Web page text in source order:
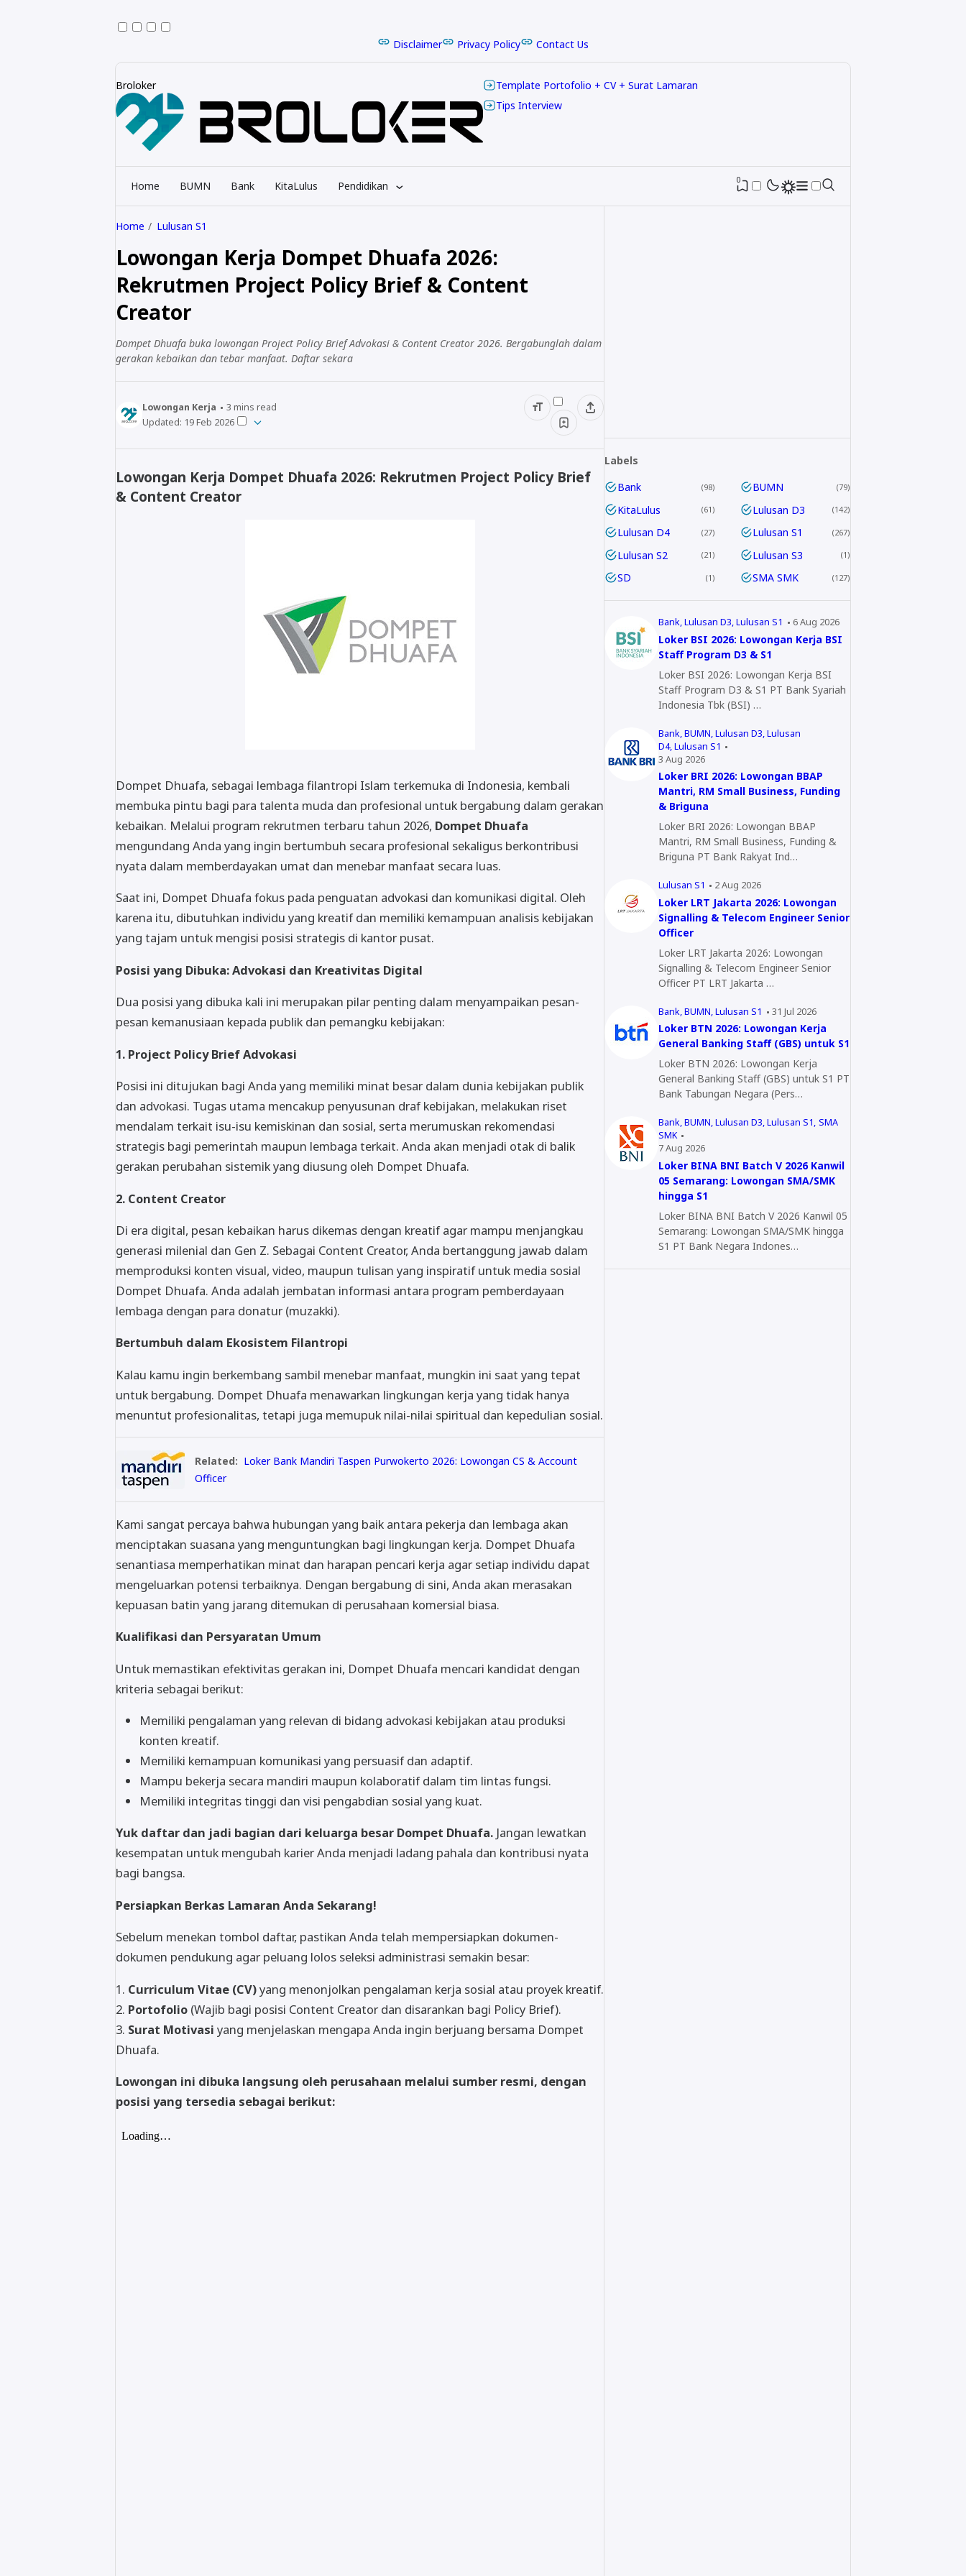
Disclaimer Privacy Policy Contact Us
Broloker
Template Portofolio + CV + Surat Lamaran
Tips Interview
Home BUMN Bank KitaLulus Pendidikan 0
Home Lulusan S1
Lowongan Kerja Dompet Dhuafa 2026:
Rekrutmen Project Policy Brief & Content
Creator
Dompet Dhuafa buka lowongan Project Policy Brief Advokasi & Content Creator 2026. Bergabunglah dalam
gerakan kebaikan dan tebar manfaat. Daftar sekara
Lowongan Kerja 3 mins read
Updated: 19 Feb 2026
Lowongan Kerja Dompet Dhuafa 2026: Rekrutmen Project Policy Brief
& Content Creator
Dompet Dhuafa, sebagai lembaga filantropi Islam terkemuka di Indonesia, kembali
membuka pintu bagi para talenta muda dan profesional untuk bergabung dalam gerakan
kebaikan. Melalui program rekrutmen terbaru tahun 2026, Dompet Dhuafa
mengundang Anda yang ingin bertumbuh secara profesional sekaligus berkontribusi
nyata dalam memberdayakan umat dan menebar manfaat secara luas.
Saat ini, Dompet Dhuafa fokus pada penguatan advokasi dan komunikasi digital. Oleh
karena itu, dibutuhkan individu yang kreatif dan memiliki kemampuan analisis kebijakan
yang tajam untuk mengisi posisi strategis di kantor pusat.
Posisi yang Dibuka: Advokasi dan Kreativitas Digital
Dua posisi yang dibuka kali ini merupakan pilar penting dalam menyampaikan pesan-
pesan kemanusiaan kepada publik dan pemangku kebijakan:
1. Project Policy Brief Advokasi
Posisi ini ditujukan bagi Anda yang memiliki minat besar dalam dunia kebijakan publik
dan advokasi. Tugas utama mencakup penyusunan draf kebijakan, melakukan riset
mendalam terkait isu-isu kemiskinan dan sosial, serta merumuskan rekomendasi
strategis bagi pemerintah maupun lembaga terkait. Anda akan menjadi otak di balik
gerakan perubahan sistemik yang diusung oleh Dompet Dhuafa.
2. Content Creator
Di era digital, pesan kebaikan harus dikemas dengan kreatif agar mampu menjangkau
generasi milenial dan Gen Z. Sebagai Content Creator, Anda bertanggung jawab dalam
memproduksi konten visual, video, maupun tulisan yang inspiratif untuk media sosial
Dompet Dhuafa. Anda adalah jembatan informasi antara program pemberdayaan
lembaga dengan para donatur (muzakki).
Bertumbuh dalam Ekosistem Filantropi
Kalau kamu ingin berkembang sambil menebar manfaat, mungkin ini saat yang tepat
untuk bergabung. Dompet Dhuafa menawarkan lingkungan kerja yang tidak hanya
menuntut profesionalitas, tetapi juga memupuk nilai-nilai spiritual dan kepedulian sosial.
Related: Loker Bank Mandiri Taspen Purwokerto 2026: Lowongan CS & Account
Officer
Kami sangat percaya bahwa hubungan yang baik antara pekerja dan lembaga akan
menciptakan suasana yang menguntungkan bagi lingkungan kerja. Dompet Dhuafa
senantiasa memperhatikan minat dan harapan pencari kerja agar setiap individu dapat
mengeluarkan potensi terbaiknya. Dengan bergabung di sini, Anda akan merasakan
kepuasan batin yang jarang ditemukan di perusahaan komersial biasa.
Kualifikasi dan Persyaratan Umum
Untuk memastikan efektivitas gerakan ini, Dompet Dhuafa mencari kandidat dengan
kriteria sebagai berikut:
Memiliki pengalaman yang relevan di bidang advokasi kebijakan atau produksi
konten kreatif.
Memiliki kemampuan komunikasi yang persuasif dan adaptif.
Mampu bekerja secara mandiri maupun kolaboratif dalam tim lintas fungsi.
Memiliki integritas tinggi dan visi pengabdian sosial yang kuat.
Yuk daftar dan jadi bagian dari keluarga besar Dompet Dhuafa. Jangan lewatkan
kesempatan untuk mengubah karier Anda menjadi ladang pahala dan kontribusi nyata
bagi bangsa.
Persiapkan Berkas Lamaran Anda Sekarang!
Sebelum menekan tombol daftar, pastikan Anda telah mempersiapkan dokumen-
dokumen pendukung agar peluang lolos seleksi administrasi semakin besar:
1. Curriculum Vitae (CV)yang menonjolkan pengalaman kerja sosial atau proyek kreatif.
2. Portofolio (Wajib bagi posisi Content Creator dan disarankan bagi Policy Brief).
3. Surat Motivasi yang menjelaskan mengapa Anda ingin berjuang bersama Dompet
Dhuafa.
Lowongan ini dibuka langsung oleh perusahaan melalui sumber resmi, dengan
posisi yang tersedia sebagai berikut:
Labels
Bank
98 BUMN 79
KitaLulus 61 Lulusan D3 142
Lulusan D4 27 Lulusan S1 267
Lulusan S2 21 Lulusan S3 1
SD 1 SMA SMK 127
Bank Lulusan D3 Lulusan S1 6 Aug 2026
Loker BSI 2026: Lowongan Kerja BSI
Staff Program D3 & S1
Loker BSI 2026: Lowongan Kerja BSI
Staff Program D3 & S1 PT Bank Syariah
Indonesia Tbk (BSI) …
Bank BUMN Lulusan D3 Lulusan
D4 Lulusan S1
3 Aug 2026
Loker BRI 2026: Lowongan BBAP
Mantri, RM Small Business, Funding
& Briguna
Loker BRI 2026: Lowongan BBAP
Mantri, RM Small Business, Funding &
Briguna PT Bank Rakyat Ind…
Lulusan S1 2 Aug 2026
Loker LRT Jakarta 2026: Lowongan
Signalling & Telecom Engineer Senior
Officer
Loker LRT Jakarta 2026: Lowongan
Signalling & Telecom Engineer Senior
Officer PT LRT Jakarta …
Bank BUMN Lulusan S1 31 Jul 2026
Loker BTN 2026: Lowongan Kerja
General Banking Staff (GBS) untuk S1
Loker BTN 2026: Lowongan Kerja
General Banking Staff (GBS) untuk S1 PT
Bank Tabungan Negara (Pers…
Bank BUMN Lulusan D3 Lulusan S1 SMA
SMK
7 Aug 2026
Loker BINA BNI Batch V 2026 Kanwil
05 Semarang: Lowongan SMA/SMK
hingga S1
Loker BINA BNI Batch V 2026 Kanwil 05
Semarang: Lowongan SMA/SMK hingga
S1 PT Bank Negara Indones…